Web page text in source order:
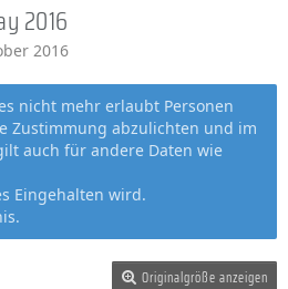
2016
2016
nicht mehr erlaubt Personen
Zustimmung abzulichten und im
auch für andere Daten wie
Eingehalten wird.
Originalgröße anzeigen